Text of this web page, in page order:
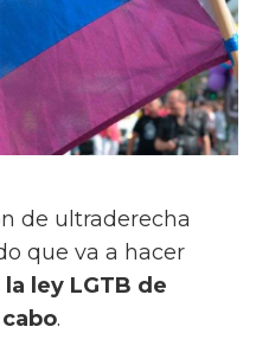
de ultraderecha
que va a hacer
la ley LGTB de
.